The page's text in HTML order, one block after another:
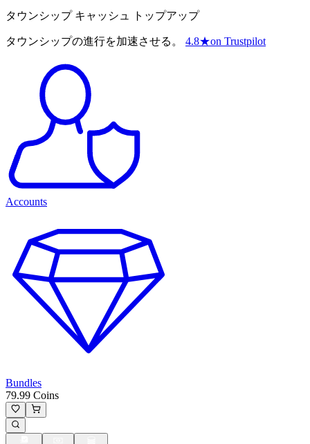
タウンシップ キャッシュ トップアップ
タウンシップの進行を加速させる。 4.8★on Trustpilot
Accounts
Bundles
79.99 Coins